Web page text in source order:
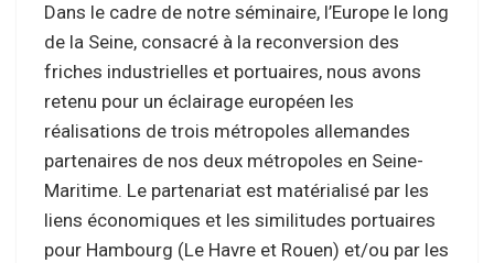
Dans le cadre de notre séminaire, l’Europe le long
de la Seine, consacré à la reconversion des
friches industrielles et portuaires, nous avons
retenu pour un éclairage européen les
réalisations de trois métropoles allemandes
partenaires de nos deux métropoles en Seine-
Maritime. Le partenariat est matérialisé par les
liens économiques et les similitudes portuaires
pour Hambourg (Le Havre et Rouen) et/ou par les